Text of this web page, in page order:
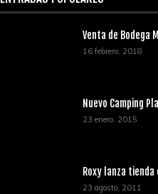
Venta de Bodega
16 febrero, 2018
Nuevo Camping
23 enero, 2015
Roxy lanza tienda
23 agosto, 2011